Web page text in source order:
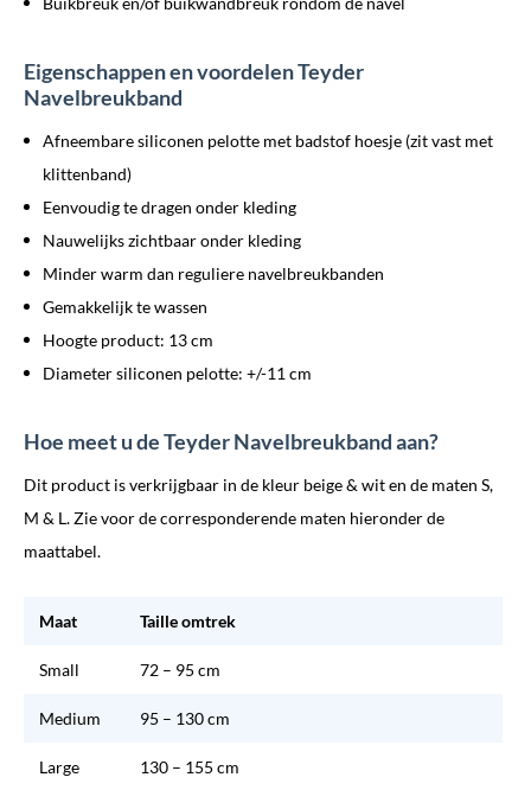
Eigenschappen en voordelen Teyder
Navelbreukband
Afneembare siliconen pelotte met badstof hoesje (zit vast met
klittenband)
Eenvoudig te dragen onder kleding
Nauwelijks zichtbaar onder kleding
Minder warm dan reguliere navelbreukbanden
Gemakkelijk te wassen
Hoogte product: 13 cm
Diameter siliconen pelotte: +/-11 cm
Hoe meet u de Teyder Navelbreukband aan?
Dit product is verkrijgbaar in de kleur beige & wit en de maten S,
M & L. Zie voor de corresponderende maten hieronder de
maattabel.
Maat Taille omtrek
Small 72 – 95 cm
Medium 95 – 130 cm
Large 130 – 155 cm